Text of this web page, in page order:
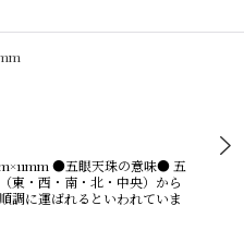
●五眼天珠の意味● 五
東・西・南・北・中央）から
調に運ばれるといわれていま